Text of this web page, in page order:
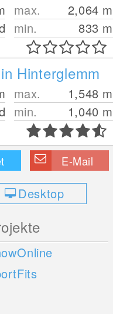
max. 2,064 m
min.
833 m
Hinterglemm
max. 1,548 m
min.
1,040 m
E-Mail
Desktop